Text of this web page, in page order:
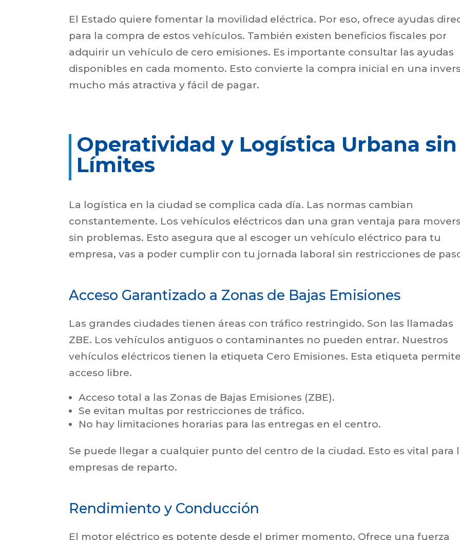
El Estado quiere fomentar la movilidad eléctrica. Por eso, ofrece ayudas
para la compra de estos vehículos. También existen beneficios fiscales por
adquirir un vehículo de cero emisiones. Es importante consultar las ayudas
disponibles en cada momento. Esto convierte la compra inicial en una
mucho más atractiva y fácil de pagar.
Operatividad y Logística Urbana sin
Límites
La logística en la ciudad se complica cada día. Las normas cambian
constantemente. Los vehículos eléctricos dan una gran ventaja para
sin problemas. Esto asegura que al escoger un vehículo eléctrico para tu
empresa, vas a poder cumplir con tu jornada laboral sin restricciones de
Acceso Garantizado a Zonas de Bajas Emisiones
Las grandes ciudades tienen áreas con tráfico restringido. Son las llamadas
ZBE. Los vehículos antiguos o contaminantes no pueden entrar. Nuestros
vehículos eléctricos tienen la etiqueta Cero Emisiones. Esta etiqueta
acceso libre.
Acceso total a las Zonas de Bajas Emisiones (ZBE).
Se evitan multas por restricciones de tráfico.
No hay limitaciones horarias para las entregas en el centro.
Se puede llegar a cualquier punto del centro de la ciudad. Esto es vital para
empresas de reparto.
Rendimiento y Conducción
El motor eléctrico es potente desde el primer momento. Ofrece una fuerza